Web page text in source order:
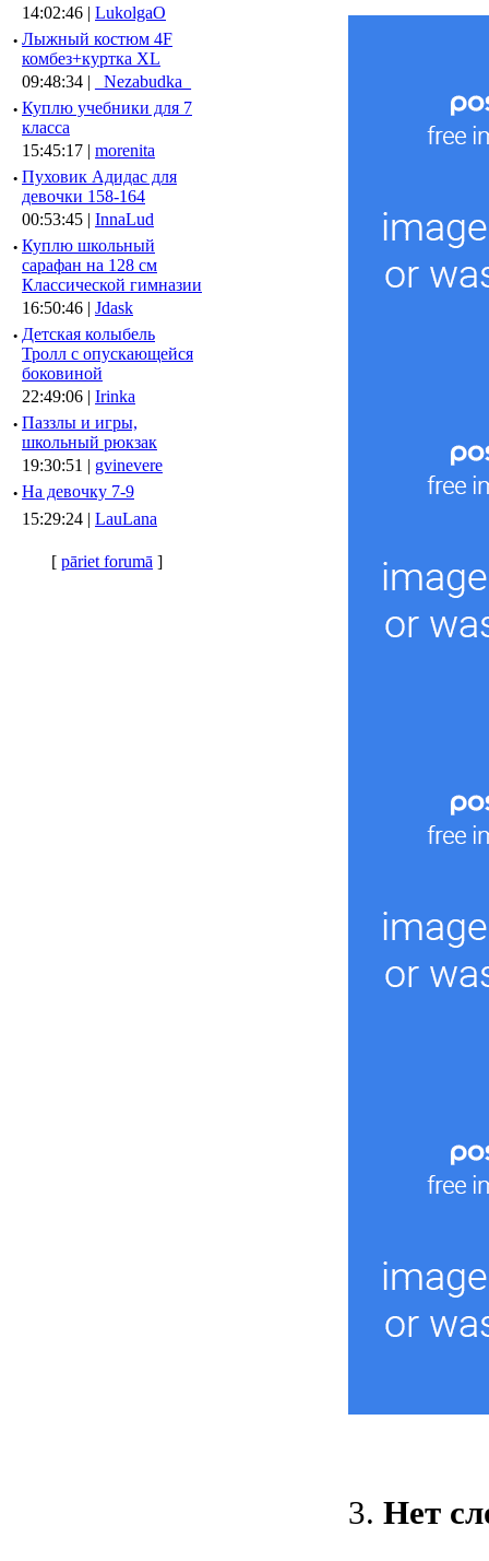
14:02:46 | LukolgaO
· Лыжный костюм 4F
комбез+куртка XL
09:48:34 |
_Nezabudka_
· Куплю учебники для 7
класса
15:45:17 | morenita
· Пуховик Адидас для
девочки 158-164
00:53:45 | InnaLud
· Куплю школьный
сарафан на 128 см
Классической гимназии
16:50:46 | Jdask
· Детская колыбель
Тролл с опускающейся
боковиной
22:49:06 | Irinka
· Паззлы и игры,
школьный рюкзак
19:30:51 | gvinevere
· Hа девочку 7-9
15:29:24 | LauLana
[ pāriet forumā ]
3. Нет